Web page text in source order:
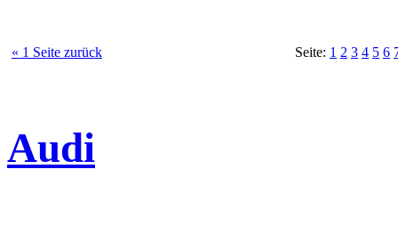
« 1 Seite zurück Seite: 1 2 3 4 5 6
Audi